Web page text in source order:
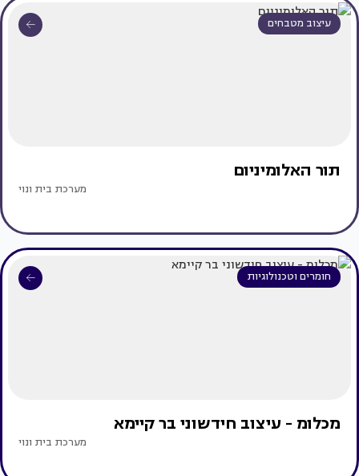
עיצוב מטבחים
תור האלומיניום
מערכת בית ונוי
חומרים וטכנולוגיות
מכלומ - עיצוב חידשוני בר קיימא
מערכת בית ונוי